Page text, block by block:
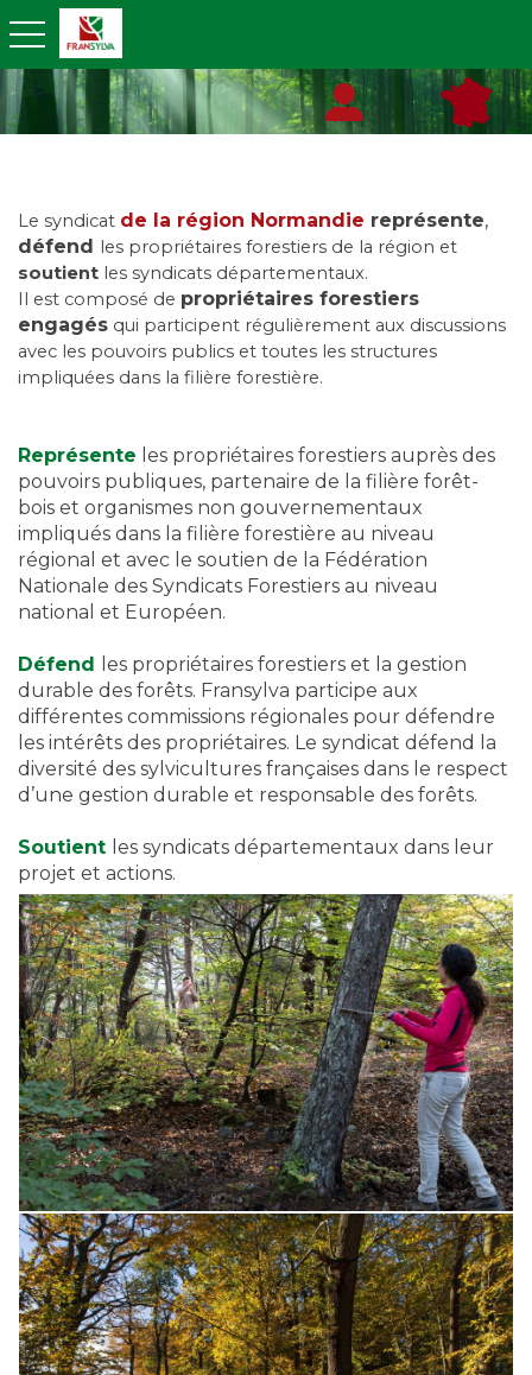
toggle navigation
Le syndicat de la région Normandie représente,
défend les propriétaires forestiers de la région et
soutient les syndicats départementaux.
Il est composé de propriétaires forestiers
engagés qui participent régulièrement aux discussions
avec les pouvoirs publics et toutes les structures
impliquées dans la filière forestière.
Représente les propriétaires forestiers auprès des
pouvoirs publiques, partenaire de la filière forêt-
bois et organismes non gouvernementaux
impliqués dans la filière forestière au niveau
régional et avec le soutien de la Fédération
Nationale des Syndicats Forestiers au niveau
national et Européen.
Défend les propriétaires forestiers et la gestion
durable des forêts. Fransylva participe aux
différentes commissions régionales pour défendre
les intérêts des propriétaires. Le syndicat défend la
diversité des sylvicultures françaises dans le respect
d’une gestion durable et responsable des forêts.
Soutient les syndicats départementaux dans leur
projet et actions.